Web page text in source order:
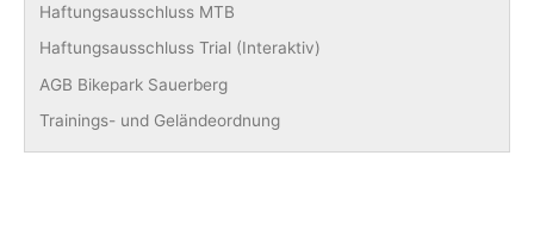
Haftungsausschluss MTB
Haftungsausschluss Trial (Interaktiv)
AGB Bikepark Sauerberg
Trainings- und Geländeordnung